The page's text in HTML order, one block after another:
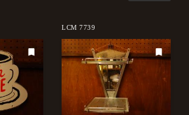
LCM 7739